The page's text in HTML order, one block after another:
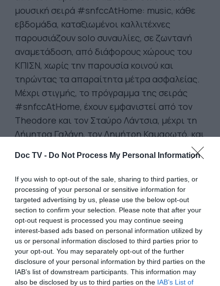
Doc TV - Do Not Process My Personal Information
If you wish to opt-out of the sale, sharing to third parties, or
processing of your personal or sensitive information for
targeted advertising by us, please use the below opt-out
section to confirm your selection. Please note that after your
opt-out request is processed you may continue seeing
interest-based ads based on personal information utilized by
us or personal information disclosed to third parties prior to
your opt-out. You may separately opt-out of the further
disclosure of your personal information by third parties on the
IAB’s list of downstream participants. This information may
also be disclosed by us to third parties on the IAB’s List of
μουσική σειρά #snfccAtHome: music, κάθε
εβδομάδα, καταξιωμένοι καλλιτέχνες
παρουσιάζουν solo συναυλίες, σε ζωντανή
αναμετάδοση, από διάφορους χώρους του
ΚΠΙΣΝ, χωρίς την παρουσία κοινού και
τηρώντας τα απαραίτητα μέτρα ασφαλείας.
Μέχρι στιγμής, το πρόγραμμα της σειράς
#snfccAtHome, έχουν εμφανιστεί από τον
Theodore και τον Σταύρο Λάντσια, μέχρι τη
Δήμητρα Γαλάνη, τον Δημήτρη Καμαρωτό, και